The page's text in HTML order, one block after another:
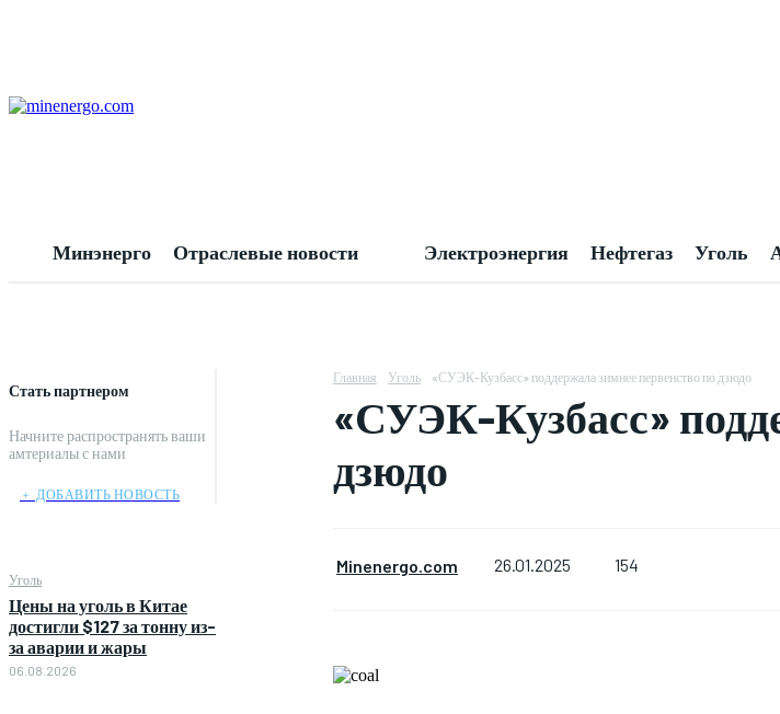
Минэнерго Отраслевые новости Электроэнергия Нефтегаз Уголь
Стать партнером
Начните распространять ваши
амтериалы с нами
﹢ ДОБАВИТЬ НОВОСТЬ
Уголь
Цены на уголь в Китае
достигли $127 за тонну из-
за аварии и жары
06.08.2026
Главная Уголь «СУЭК-Кузбасс» поддержала зимнее первенство по дзюдо
«СУЭК-Кузбасс»
дзюдо
Minenergo.com 26.01.2025 154